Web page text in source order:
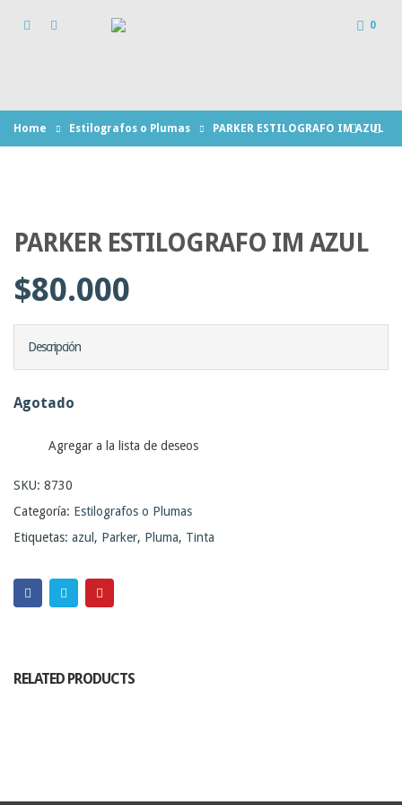
0
Home Estilografos o Plumas PARKER ESTILOGRAFO IM AZUL
PARKER ESTILOGRAFO IM AZUL
$80.000
Descripción
Agotado
Agregar a la lista de deseos
SKU: 8730
Categoría: Estilografos o Plumas
Etiquetas: azul , Parker, Pluma, Tinta
RELATED PRODUCTS